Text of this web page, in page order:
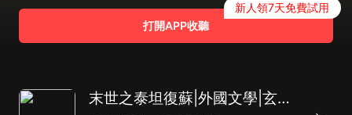
打開APP收聽
新人領7天免費試用
末世之泰坦復蘇|外國文學|玄幻奇幻|基因技術|末日|航天|怪獸|AI